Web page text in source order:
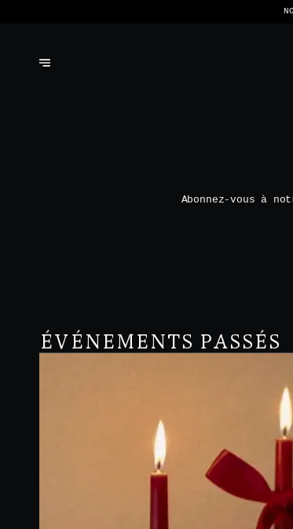
Abonnez-vous à
ÉVÉNEMENTS PASSÉS